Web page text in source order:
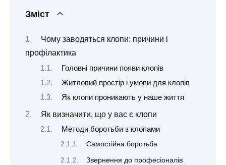
Зміст
Чому заводяться клопи: причини і
профілактика
Головні причини появи клопів
Житловий простір і умови для клопів
Як клопи проникають у наше життя
Як визначити, що у вас є клопи
Методи боротьби з клопами
Самостійна боротьба
Звернення до професіоналів